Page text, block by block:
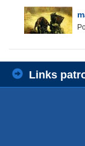
Links